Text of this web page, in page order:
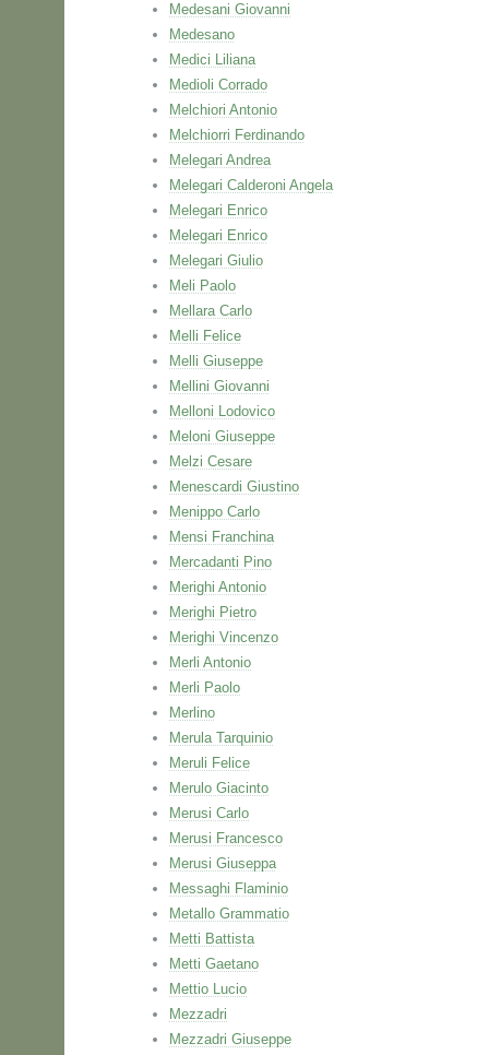
Medesani Giovanni
Medesano
Medici Liliana
Medioli Corrado
Melchiori Antonio
Melchiorri Ferdinando
Melegari Andrea
Melegari Calderoni Angela
Melegari Enrico
Melegari Enrico
Melegari Giulio
Meli Paolo
Mellara Carlo
Melli Felice
Melli Giuseppe
Mellini Giovanni
Melloni Lodovico
Meloni Giuseppe
Melzi Cesare
Menescardi Giustino
Menippo Carlo
Mensi Franchina
Mercadanti Pino
Merighi Antonio
Merighi Pietro
Merighi Vincenzo
Merli Antonio
Merli Paolo
Merlino
Merula Tarquinio
Meruli Felice
Merulo Giacinto
Merusi Carlo
Merusi Francesco
Merusi Giuseppa
Messaghi Flaminio
Metallo Grammatio
Metti Battista
Metti Gaetano
Mettio Lucio
Mezzadri
Mezzadri Giuseppe